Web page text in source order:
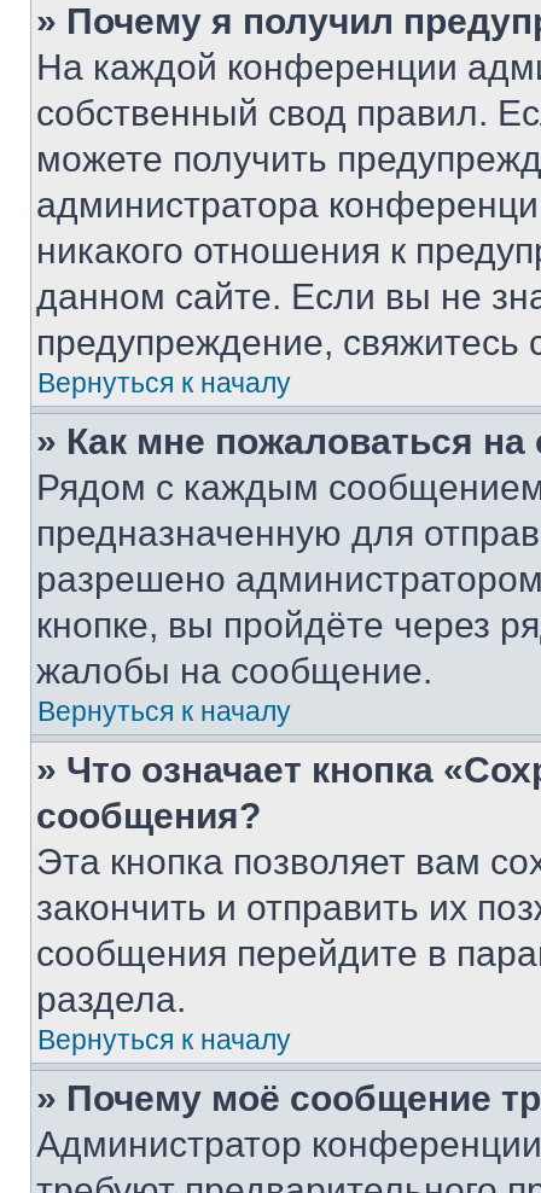
» Почему я получил
На каждой конференции
собственный свод правил.
можете получить
администратора
никакого отношения к
данном сайте. Если вы не
предупреждение,
Вернуться к началу
» Как мне пожаловаться
Рядом с каждым сообщением
предназначенную для
разрешено
кнопке, вы пройдёте через
жалобы на сообщение.
Вернуться к началу
» Что означает кнопка
сообщения?
Эта кнопка позволяет вам
закончить и отправить их
сообщения перейдите в
раздела.
Вернуться к началу
» Почему моё сообщение
Администратор